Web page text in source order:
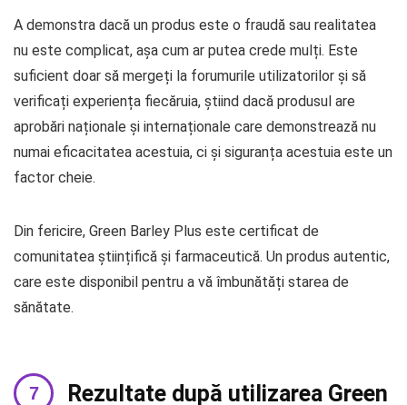
A demonstra dacă un produs este o fraudă sau realitatea
nu este complicat, așa cum ar putea crede mulți. Este
suficient doar să mergeți la forumurile utilizatorilor și să
verificați experiența fiecăruia, știind dacă produsul are
aprobări naționale și internaționale care demonstrează nu
numai eficacitatea acestuia, ci și siguranța acestuia este un
factor cheie.
Din fericire, Green Barley Plus este certificat de
comunitatea științifică și farmaceutică. Un produs autentic,
care este disponibil pentru a vă îmbunătăți starea de
sănătate.
Rezultate după utilizarea Green